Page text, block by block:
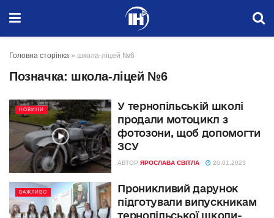
Головна сторінка » школа-ліцей №6
Позначка: школа-ліцей №6
НОВИНИ
У тернопільській школі
продали мотоцикл з
фотозони, щоб допомогти
ЗСУ
АВТОР ЯРОСЛАВА СВІТЛА 20.01.2023
ВАЖЛИВО
Проникливий дарунок
підготували випускникам
тернопільської школи-